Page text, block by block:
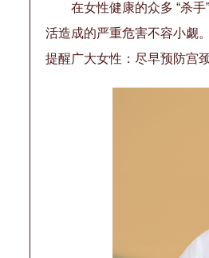
在女性健康的众多 “杀
活造成的严重危害不容小觑
提醒广大女性：尽早预防宫